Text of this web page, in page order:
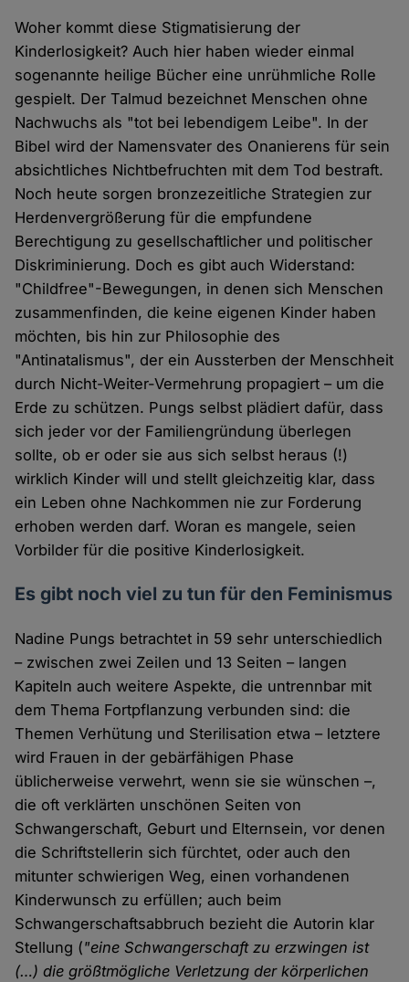
Woher kommt diese Stigmatisierung der
Kinderlosigkeit? Auch hier haben wieder einmal
sogenannte heilige Bücher eine unrühmliche Rolle
gespielt. Der Talmud bezeichnet Menschen ohne
Nachwuchs als "tot bei lebendigem Leibe". In der
Bibel wird der Namensvater des Onanierens für sein
absichtliches Nichtbefruchten mit dem Tod bestraft.
Noch heute sorgen bronzezeitliche Strategien zur
Herdenvergrößerung für die empfundene
Berechtigung zu gesellschaftlicher und politischer
Diskriminierung. Doch es gibt auch Widerstand:
"Childfree"-Bewegungen, in denen sich Menschen
zusammenfinden, die keine eigenen Kinder haben
möchten, bis hin zur Philosophie des
"Antinatalismus", der ein Aussterben der Menschheit
durch Nicht-Weiter-Vermehrung propagiert – um die
Erde zu schützen. Pungs selbst plädiert dafür, dass
sich jeder vor der Familiengründung überlegen
sollte, ob er oder sie aus sich selbst heraus (!)
wirklich Kinder will und stellt gleichzeitig klar, dass
ein Leben ohne Nachkommen nie zur Forderung
erhoben werden darf. Woran es mangele, seien
Vorbilder für die positive Kinderlosigkeit.
Es gibt noch viel zu tun für den Feminismus
Nadine Pungs betrachtet in 59 sehr unterschiedlich
– zwischen zwei Zeilen und 13 Seiten – langen
Kapiteln auch weitere Aspekte, die untrennbar mit
dem Thema Fortpflanzung verbunden sind: die
Themen Verhütung und Sterilisation etwa – letztere
wird Frauen in der gebärfähigen Phase
üblicherweise verwehrt, wenn sie sie wünschen –,
die oft verklärten unschönen Seiten von
Schwangerschaft, Geburt und Elternsein, vor denen
die Schriftstellerin sich fürchtet, oder auch den
mitunter schwierigen Weg, einen vorhandenen
Kinderwunsch zu erfüllen; auch beim
Schwangerschaftsabbruch bezieht die Autorin klar
Stellung ("eine Schwangerschaft zu erzwingen ist
(…) die größtmögliche Verletzung der körperlichen